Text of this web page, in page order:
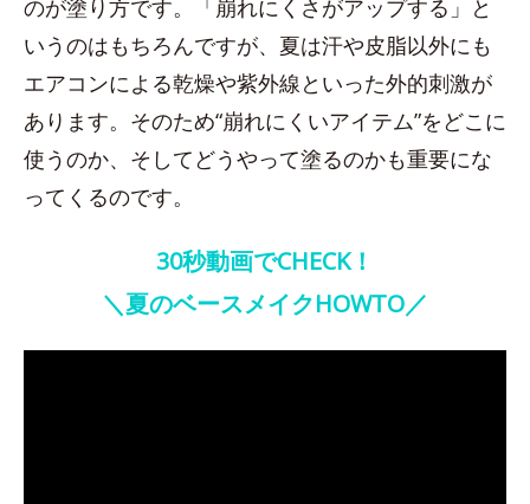
のが塗り方です。「崩れにくさがアップする」と
いうのはもちろんですが、夏は汗や皮脂以外にも
エアコンによる乾燥や紫外線といった外的刺激が
あります。そのため“崩れにくいアイテム”をどこに
使うのか、そしてどうやって塗るのかも重要にな
ってくるのです。
30秒動画でCHECK！
＼夏のベースメイクHOWTO／